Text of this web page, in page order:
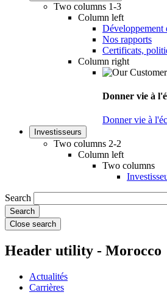
Two columns 1-3
Column left
Développement
Nos rapports
Certificats,
Column right
Donner vie à
Donner vie à
Investisseurs
Two columns 2-2
Column left
Two columns
Search
Close search
Header utility - Morocco
Actualités
Carrières